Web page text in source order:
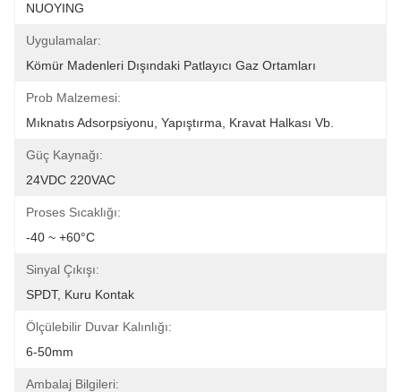
NUOYING
Uygulamalar:
Kömür Madenleri Dışındaki Patlayıcı Gaz Ortamları
Prob Malzemesi:
Mıknatıs Adsorpsiyonu, Yapıştırma, Kravat Halkası Vb.
Güç Kaynağı:
24VDC 220VAC
Proses Sıcaklığı:
-40 ~ +60°C
Sinyal Çıkışı:
SPDT, Kuru Kontak
Ölçülebilir Duvar Kalınlığı:
6-50mm
Ambalaj Bilgileri: